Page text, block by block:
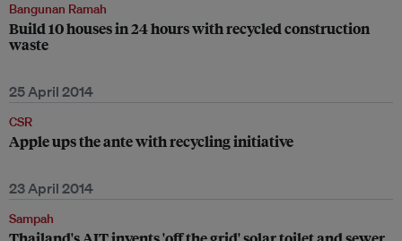
Bangunan Ramah
Build 10 houses in 24 hours with recycled construction
waste
25 April 2014
CSR
Apple ups the ante with recycling initiative
23 April 2014
Sampah